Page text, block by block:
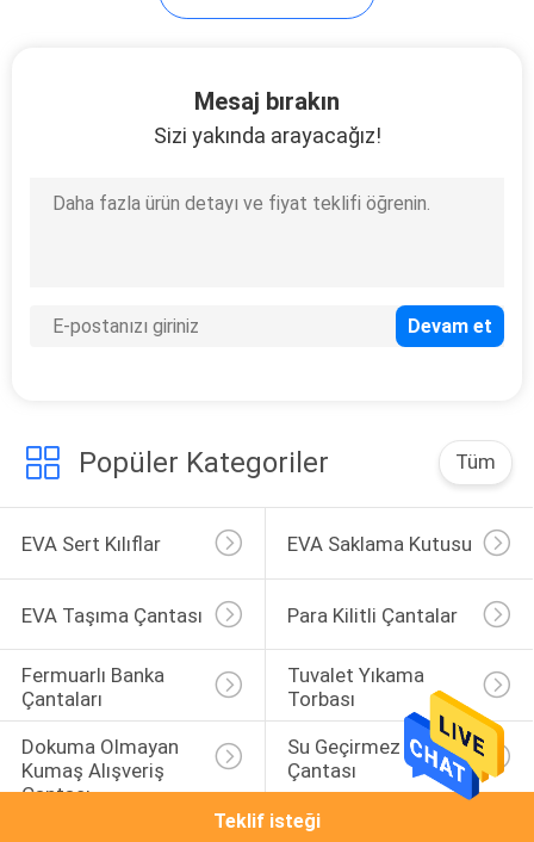
su geçirmez sırt
çantası
46
Spor Giyim
19
Mesaj bırakın
Sizi yakında arayacağız!
Popüler Kategoriler Tüm
EVA Sert Kılıflar EVA Saklama Kutusu
EVA Taşıma Çantası Para Kilitli Çantalar
Fermuarlı Banka
Çantaları
Tuvalet Yıkama
Torbası
Dokuma Olmayan
Kumaş Alışveriş
Çantası
Su Geçirmez Sırt
Çantası
Teklif isteği